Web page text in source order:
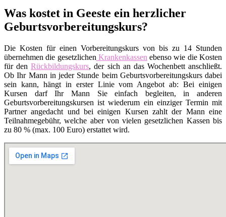
Was kostet in Geeste ein herzlicher
Geburtsvorbereitungskurs?
Die Kosten für einen Vorbereitungskurs von bis zu 14 Stunden
übernehmen die gesetzlichen Krankenkassen ebenso wie die Kosten
für denRückbildungskurs, der sich an das Wochenbett anschließt.
Ob Ihr Mann in jeder Stunde beim Geburtsvorbereitungskurs dabei
sein kann, hängt in erster Linie vom Angebot ab: Bei einigen
Kursen darf Ihr Mann Sie einfach begleiten, in anderen
Geburtsvorbereitungskursen ist wiederum ein einziger Termin mit
Partner angedacht und bei einigen Kursen zahlt der Mann eine
Teilnahmegebühr, welche aber von vielen gesetzlichen Kassen bis
zu 80 % (max. 100 Euro) erstattet wird.